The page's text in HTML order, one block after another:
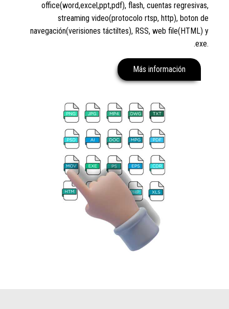
office(word,excel,ppt,pdf), flash, cuentas regresivas,
streaming video(protocolo rtsp, http), boton de
navegación(verisiones táctiltes), RSS, web file(HTML) y
.exe.
Más información